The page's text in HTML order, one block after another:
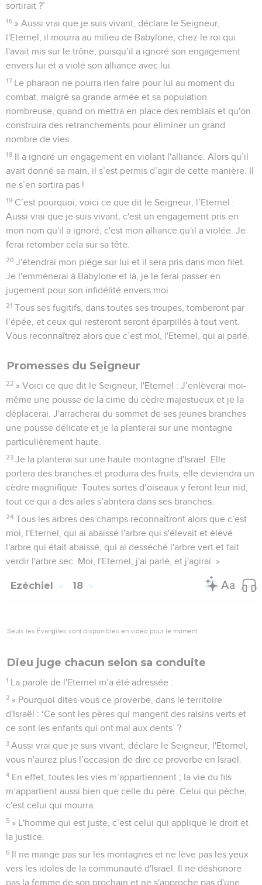
sortirait ?’
16 » Aussi vrai que je suis vivant, déclare le Seigneur,
l'Eternel, il mourra au milieu de Babylone, chez le roi qui
l'avait mis sur le trône, puisqu’il a ignoré son engagement
envers lui et a violé son alliance avec lui.
17 Le pharaon ne pourra rien faire pour lui au moment du
combat, malgré sa grande armée et sa population
nombreuse, quand on mettra en place des remblais et qu'on
construira des retranchements pour éliminer un grand
nombre de vies.
18 Il a ignoré un engagement en violant l'alliance. Alors qu’il
avait donné sa main, il s’est permis d’agir de cette manière. Il
ne s’en sortira pas !
19 C’est pourquoi, voici ce que dit le Seigneur, l’Eternel :
Aussi vrai que je suis vivant, c'est un engagement pris en
mon nom qu'il a ignoré, c'est mon alliance qu'il a violée. Je
ferai retomber cela sur sa tête.
20 J'étendrai mon piège sur lui et il sera pris dans mon filet.
Je l'emmènerai à Babylone et là, je le ferai passer en
jugement pour son infidélité envers moi.
21 Tous ses fugitifs, dans toutes ses troupes, tomberont par
l’épée, et ceux qui resteront seront éparpillés à tout vent.
Vous reconnaîtrez alors que c’est moi, l'Eternel, qui ai parlé.
Promesses du Seigneur
22 » Voici ce que dit le Seigneur, l'Eternel : J’enlèverai moi-
même une pousse de la cime du cèdre majestueux et je la
déplacerai. J'arracherai du sommet de ses jeunes branches
une pousse délicate et je la planterai sur une montagne
particulièrement haute.
23 Je la planterai sur une haute montagne d'Israël. Elle
portera des branches et produira des fruits, elle deviendra un
cèdre magnifique. Toutes sortes d’oiseaux y feront leur nid,
tout ce qui a des ailes s’abritera dans ses branches.
24 Tous les arbres des champs reconnaîtront alors que c’est
moi, l'Eternel, qui ai abaissé l'arbre qui s'élevait et élevé
l'arbre qui était abaissé, qui ai desséché l'arbre vert et fait
verdir l'arbre sec. Moi, l'Eternel, j'ai parlé, et j'agirai. »
Ezéchiel 18
Seuls les Évangiles sont disponibles en vidéo pour le moment.
Dieu juge chacun selon sa conduite
1 La parole de l'Eternel m’a été adressée :
2 « Pourquoi dites-vous ce proverbe, dans le territoire
d'Israël : ‘Ce sont les pères qui mangent des raisins verts et
ce sont les enfants qui ont mal aux dents’ ?
3 Aussi vrai que je suis vivant, déclare le Seigneur, l'Eternel,
vous n'aurez plus l’occasion de dire ce proverbe en Israël.
4 En effet, toutes les vies m’appartiennent ; la vie du fils
m’appartient aussi bien que celle du père. Celui qui pèche,
c'est celui qui mourra.
5 » L'homme qui est juste, c’est celui qui applique le droit et
la justice.
6 Il ne mange pas sur les montagnes et ne lève pas les yeux
vers les idoles de la communauté d'Israël. Il ne déshonore
pas la femme de son prochain et ne s'approche pas d'une